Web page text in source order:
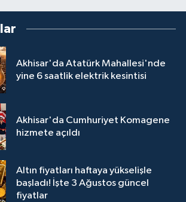
Akhisar'da Atatürk Mahallesi'nde
yine 6 saatlik elektrik kesintisi
Akhisar'da Cumhuriyet Komagene
hizmete açıldı
Altın fiyatları haftaya yükselişle
başladı! İşte 3 Ağustos güncel
fiyatlar